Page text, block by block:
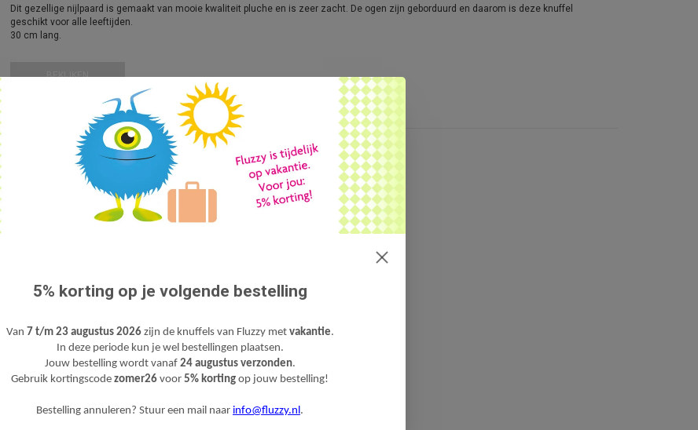
Dit gezellige nijlpaard is gemaakt van mooie kwaliteit pluche en is zeer zacht. De ogen zijn geborduurd en daarom is deze knuffel
geschikt voor alle leeftijden.
30 cm lang.
BEKIJKEN
5% korting op je volgende bestelling
Van 7 t/m 23 augustus 2026zijn de knuffels van Fluzzy met vakantie.
In deze periode kun je wel bestellingen plaatsen.
Jouw bestelling wordt vanaf 24 augustus verzonden.
Gebruik kortingscode zomer26 voor 5% korting op jouw bestelling!
Bestelling annuleren? Stuur een mail naar info@fluzzy.nl .